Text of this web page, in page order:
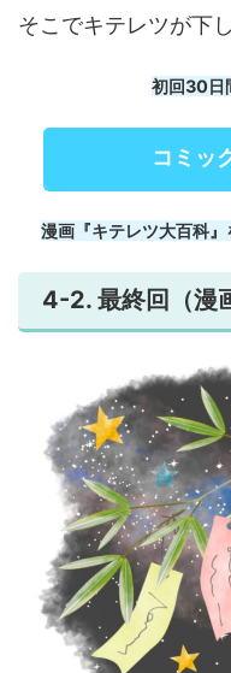
そこでキテレツが下
初回30日
コミッ
漫画『キテレツ大百科
4-2. 最終回（漫